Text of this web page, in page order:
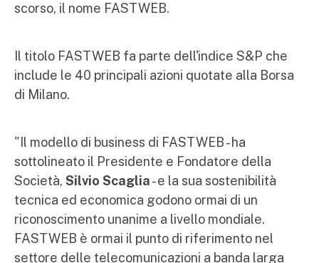
scorso, il nome FASTWEB.
Il titolo FASTWEB fa parte dell'indice S&P che
include le 40 principali azioni quotate alla Borsa
di Milano.
"Il modello di business di FASTWEB - ha
sottolineato il Presidente e Fondatore della
Società, Silvio Scaglia- e la sua sostenibilità
tecnica ed economica godono ormai di un
riconoscimento unanime a livello mondiale.
FASTWEB è ormai il punto di riferimento nel
settore delle telecomunicazioni a banda larga